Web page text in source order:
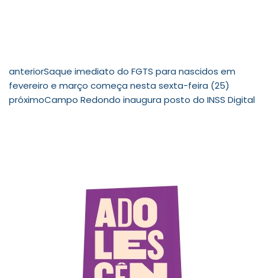
anteriorSaque imediato do FGTS para nascidos em
fevereiro e março começa nesta sexta-feira (25)
próximoCampo Redondo inaugura posto do INSS Digital